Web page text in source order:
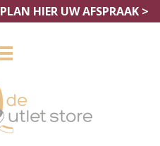
PLAN HIER UW AFSPRAAK >